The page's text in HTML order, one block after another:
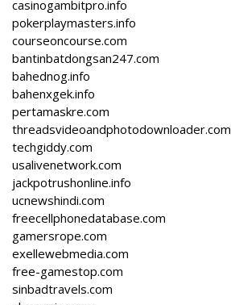
casinogambitpro.info
pokerplaymasters.info
courseoncourse.com
bantinbatdongsan247.com
bahednog.info
bahenxgek.info
pertamaskre.com
threadsvideoandphotodownloader.com
techgiddy.com
usalivenetwork.com
jackpotrushonline.info
ucnewshindi.com
freecellphonedatabase.com
gamersrope.com
exellewebmedia.com
free-gamestop.com
sinbadtravels.com